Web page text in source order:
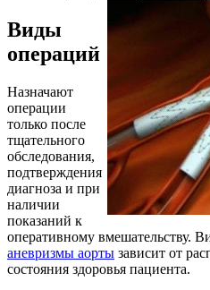
Виды
операций
Назначают
операции
только после
тщательного
обследования,
подтверждения
диагноза и при
наличии
показаний к
оперативному вмешательству.
аневризмы аорты зависит от
состояния здоровья пациента.